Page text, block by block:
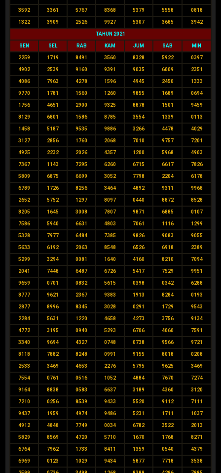
3592 3361 5767 8368 5379 5558 0818
1322 3909 2526 9927 5307 3685 3942
TAHUN 2021
SEN SEL RAB KAM JUM SAB MIN
2259 1719 8491 3560 8328 5922 0397
4902 2539 9160 9391 9035 6009 2351
4086 7963 4278 1596 4945 2450 1333
9770 1781 1560 1260 9855 1689 0694
1756 4651 2900 9325 8878 1501 9459
8129 6801 1586 8785 3554 1339 0113
1458 5187 9535 9886 3266 4478 4029
3127 2856 1760 2068 7010 9757 7201
4925 2232 2026 4357 1200 5968 4903
7367 1143 7295 6260 6715 6617 7826
5809 6875 6699 3052 7798 2204 6178
6789 1726 8256 3464 4892 9311 9968
2652 5752 1297 8097 0440 8872 8528
8205 1645 3008 7807 9871 6885 0107
7586 5940 6631 4803 7061 1116 1299
5328 7977 6484 7385 9826 9083 9055
5633 6192 2063 8548 6526 6918 2389
5299 3294 0081 1640 4160 8210 7094
2041 7448 6487 6726 5417 7529 9951
9659 0701 0832 5615 0398 0342 6288
8777 9621 2367 9383 1913 8284 0193
2877 8996 8345 3028 0291 1729 9543
2284 5631 1220 4658 4273 3756 9134
4772 3195 0940 5293 6706 4060 7591
3340 9694 4327 0748 0738 9566 9721
8118 7882 8248 0991 9155 8018 0208
2533 3469 4653 2276 5795 9625 3469
7554 0761 0516 1052 4884 7670 7274
9164 8838 0583 6637 3189 4360 3120
7210 0256 8539 9433 5520 9112 7111
9437 1959 4974 9486 5231 1711 1037
4912 4848 7749 0034 6782 3522 2013
5829 8569 4720 5710 1670 1768 8271
6764 7962 1733 8411 1359 0540 4379
6969 0123 1029 9434 5877 7718 3538